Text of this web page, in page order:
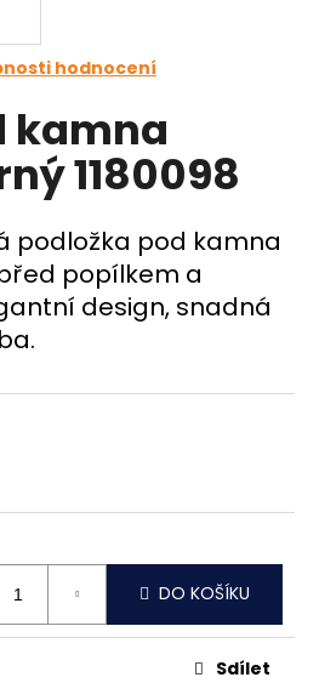
hodnocení
kamna
1180098
podložka pod kamna
popílkem a
design, snadná
DO KOŠÍKU
Sdílet
HLEDAT